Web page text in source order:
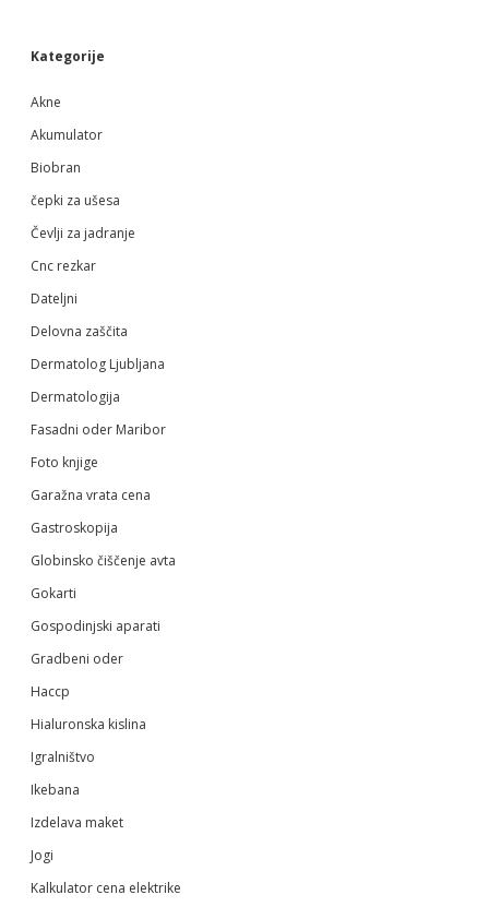
Sidebar
Kategorije
Akne
Akumulator
Biobran
čepki za ušesa
Čevlji za jadranje
Cnc rezkar
Dateljni
Delovna zaščita
Dermatolog Ljubljana
Dermatologija
Fasadni oder Maribor
Foto knjige
Garažna vrata cena
Gastroskopija
Globinsko čiščenje avta
Gokarti
Gospodinjski aparati
Gradbeni oder
Haccp
Hialuronska kislina
Igralništvo
Ikebana
Izdelava maket
Jogi
Kalkulator cena elektrike